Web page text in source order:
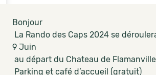
Bonjour
La Rando des Caps 2024 se
9 Juin
au départ du Chateau de
Parking et café d’accueil (gratuit)